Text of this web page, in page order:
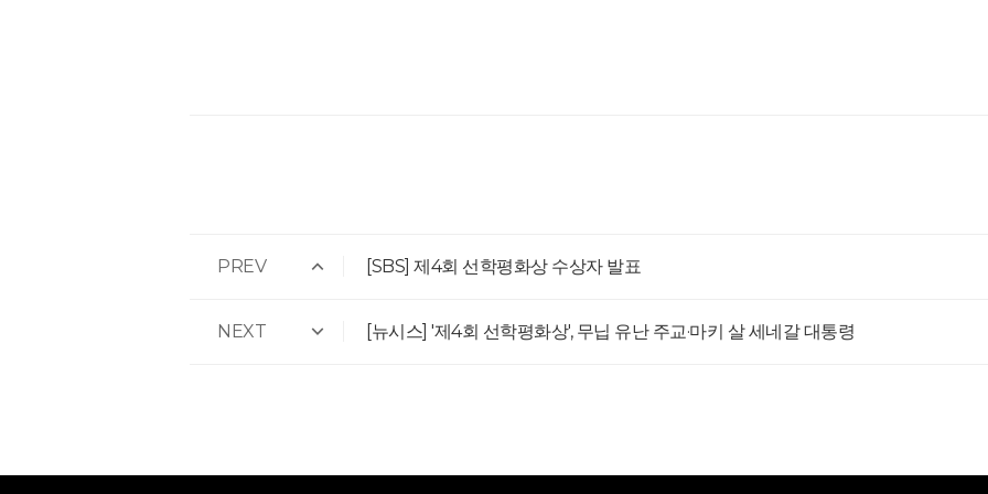
PREV [SBS] 제4회 선학평화상 수상자 발표
NEXT [뉴시스] '제4회 선학평화상', 무닙 유난 주교·마키 살 세네갈 대통령